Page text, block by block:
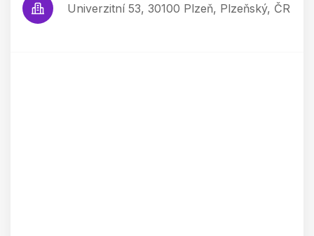
Univerzitní 53, 30100 Plzeň, Plzeňský, ČR